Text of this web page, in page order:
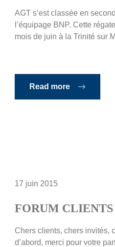
AGT s’est classée en
l’équipage BNP. Cette
mois de juin à la Trinité sur
Read more
17 juin 2015
FORUM CLIENTS
Chers clients, chers invités,
d’abord, merci pour votre